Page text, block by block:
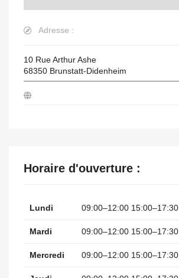
Adresse :
10 Rue Arthur Ashe
68350 Brunstatt-Didenheim
Horaire d'ouverture :
Lundi 09:00–12:00 15:00–17:30
Mardi 09:00–12:00 15:00–17:30
Mercredi 09:00–12:00 15:00–17:30